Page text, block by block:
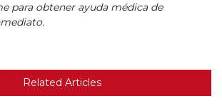
para obtener ayuda médica de
Related Articles